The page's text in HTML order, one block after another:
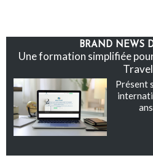
BRAND NEWS
Une formation simplifiée
Travel
Présent